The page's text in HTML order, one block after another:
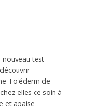
nouveau test
Toléderm de
elles ce soin à
et apaise